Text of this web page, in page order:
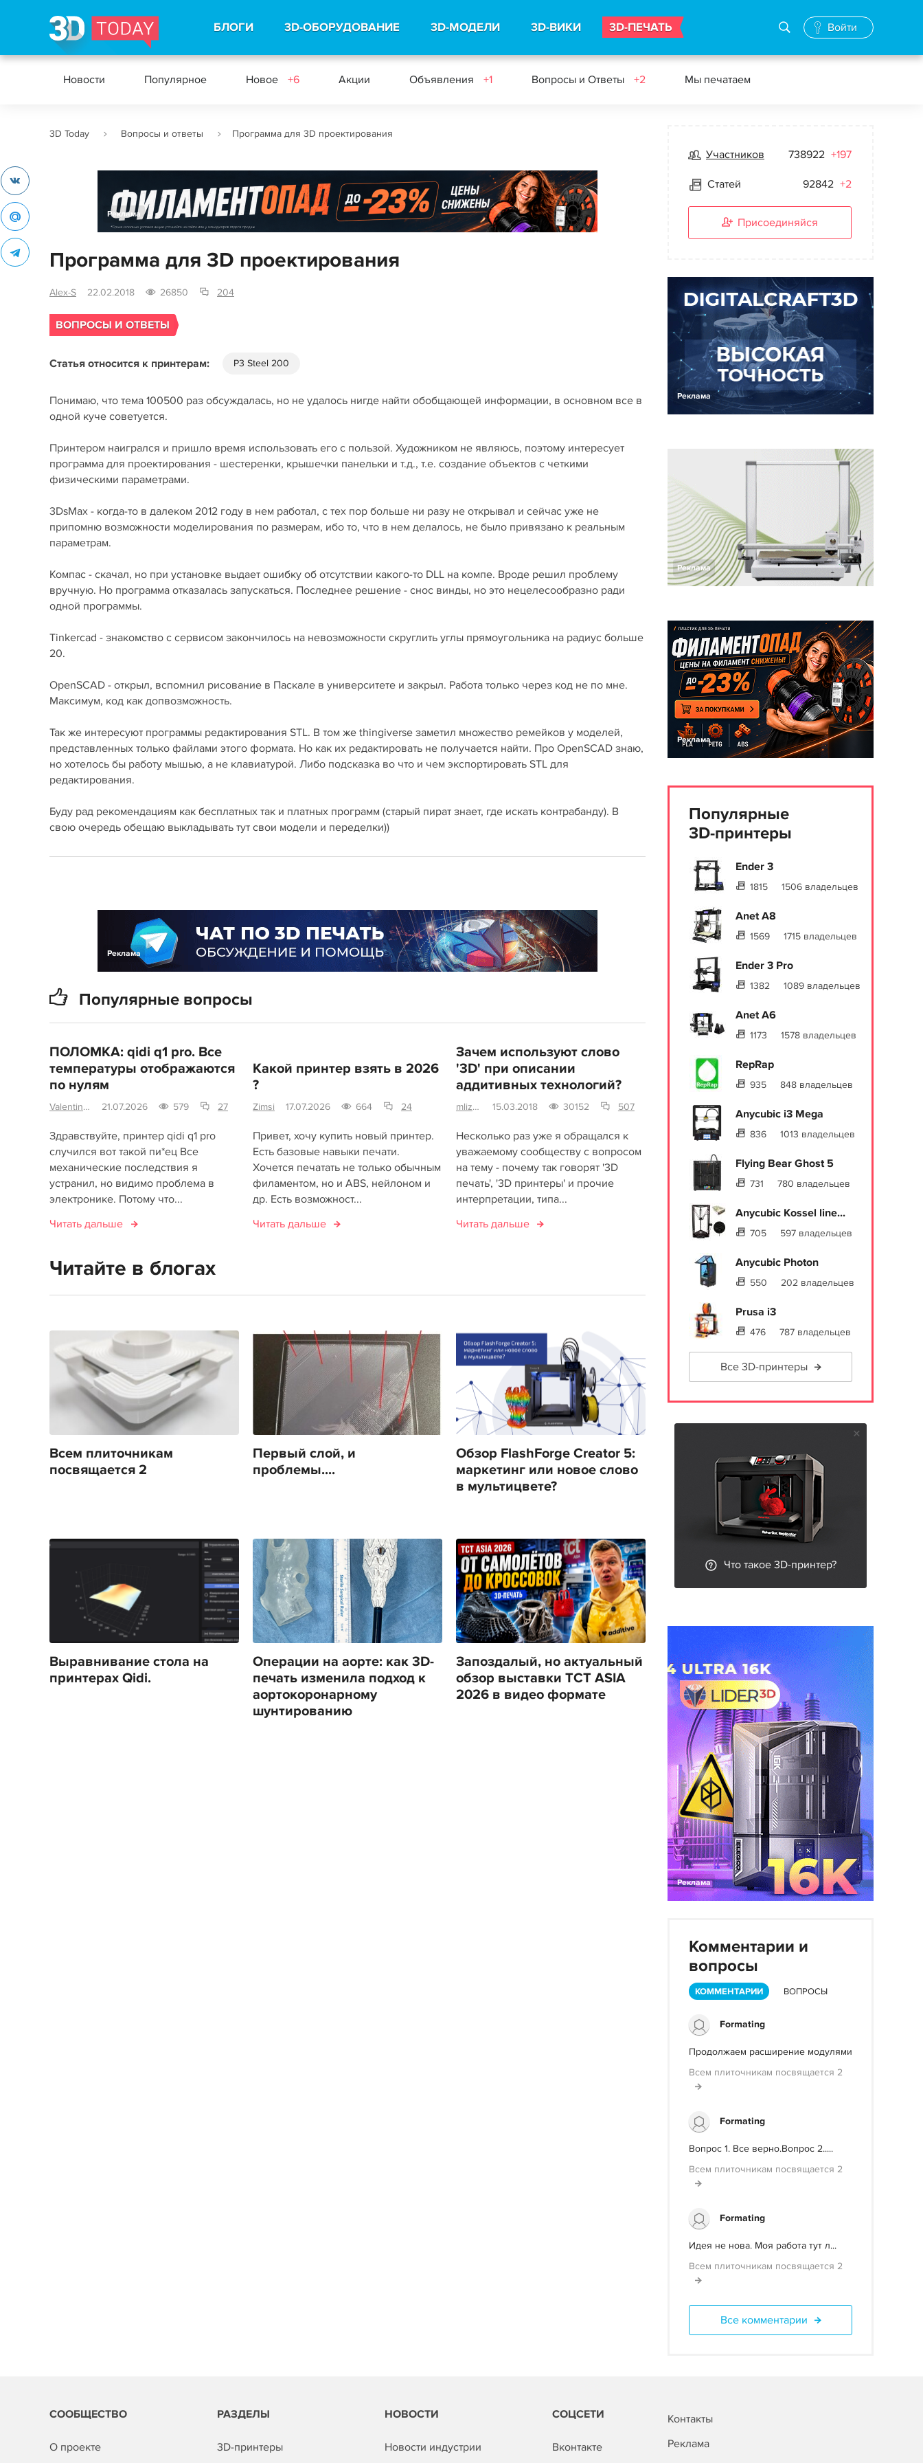
БЛОГИ 3D-ОБОРУДОВАНИЕ 3D-МОДЕЛИ 3D-ВИКИ 3D-ПЕЧАТЬ Войти
Новости Популярное Новое +6 Акции Объявления +1 Вопросы и Ответы +2 Мы печатаем
3D Today Вопросы и ответы Программа для 3D проектирования
Реклама
Программа для 3D проектирования
Alex-S 22.02.2018 26850 204
ВОПРОСЫ И ОТВЕТЫ
Статья относится к принтерам: P3 Steel 200
Понимаю, что тема 100500 раз обсуждалась, но не удалось нигде найти обобщающей информации, в основном все в
одной куче советуется.
Принтером наигрался и пришло время использовать его с пользой. Художником не являюсь, поэтому интересует
программа для проектирования - шестеренки, крышечки панельки и т.д., т.е. создание объектов с четкими
физическими параметрами.
3DsMax - когда-то в далеком 2012 году в нем работал, с тех пор больше ни разу не открывал и сейчас уже не
припомню возможности моделирования по размерам, ибо то, что в нем делалось, не было привязано к реальным
параметрам.
Компас - скачал, но при установке выдает ошибку об отсутствии какого-то DLL на компе. Вроде решил проблему
вручную. Но программа отказалась запускаться. Последнее решение - снос винды, но это нецелесообразно ради
одной программы.
Tinkercad - знакомство с сервисом закончилось на невозможности скруглить углы прямоугольника на радиус больше
20.
OpenSCAD - открыл, вспомнил рисование в Паскале в университете и закрыл. Работа только через код не по мне.
Максимум, код как допвозможность.
Так же интересуют программы редактирования STL. В том же thingiverse заметил множество ремейков у моделей,
представленных только файлами этого формата. Но как их редактировать не получается найти. Про OpenSCAD знаю,
но хотелось бы работу мышью, а не клавиатурой. Либо подсказка во что и чем экспортировать STL для
редактирования.
Буду рад рекомендациям как бесплатных так и платных программ (старый пират знает, где искать контрабанду). В
свою очередь обещаю выкладывать тут свои модели и переделки))
Популярные вопросы
ПОЛОМКА: qidi q1 pro. Все
температуры отображаются
по нулям
Valentin98 21.07.2026 579 27
Здравствуйте, принтер qidi q1 pro
случился вот такой пи*ец Все
механические последствия я
устранил, но видимо проблема в
электронике. Потому что...
Читать дальше
Какой принтер взять в 2026
?
Zimsi 17.07.2026 664 24
Привет, хочу купить новый принтер.
Есть базовые навыки печати.
Хочется печатать не только обычным
филаментом, но и ABS, нейлоном и
др. Есть возможност...
Читать дальше
Зачем используют слово
'3D' при описании
аддитивных технологий?
mlizart 15.03.2018 30152 507
Несколько раз уже я обращался к
уважаемому сообществу с вопросом
на тему - почему так говорят '3D
печать', '3D принтеры' и прочие
интерпретации, типа...
Читать дальше
Реклама
Читайте в блогах
Всем плиточникам
посвящается 2
Первый слой, и
проблемы....
Обзор FlashForge Creator 5:
маркетинг или новое слово
в мультицвете?
Выравнивание стола на
принтерах Qidi.
Операции на аорте: как 3D-
печать изменила подход к
аортокоронарному
шунтированию
Запоздалый, но актуальный
обзор выставки TCT ASIA
2026 в видео формате
Участников 738922 +197
Статей 92842 +2
Присоединяйся
Реклама
Реклама
Реклама
Популярные
3D-принтеры
Ender 3
1815 1506 владельцев
Anet A8
1569 1715 владельцев
Ender 3 Pro
1382 1089 владельцев
Anet A6
1173 1578 владельцев
RepRap
935 848 владельцев
Anycubic i3 Mega
836 1013 владельцев
Flying Bear Ghost 5
731 780 владельцев
Anycubic Kossel line...
705 597 владельцев
Anycubic Photon
550 202 владельцев
Prusa i3
476 787 владельцев
Все 3D-принтеры
Что такое 3D-принтер?
Реклама
Комментарии и
вопросы
КОММЕНТАРИИ ВОПРОСЫ
Formating
Продолжаем расширение модулями
Всем плиточникам посвящается 2
Formating
Вопрос 1. Все верно.Вопрос 2.....
Всем плиточникам посвящается 2
Formating
Идея не нова. Моя работа тут л...
Всем плиточникам посвящается 2
Все комментарии
СООБЩЕСТВО
О проекте
РАЗДЕЛЫ
3D-принтеры
НОВОСТИ
Новости индустрии
СОЦСЕТИ
Вконтакте
Контакты
Реклама